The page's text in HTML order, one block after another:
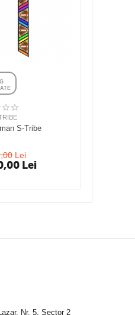
S-Tribe
Lei
Lei
Nr. 5, Sector 2